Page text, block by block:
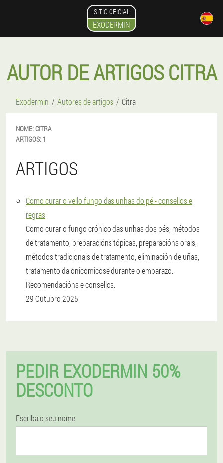
SITIO OFICIAL
EXODERMIN
AUTOR DE ARTIGOS CITRA
Exodermin Autores de artigos Citra
NOME:CITRA
ARTIGOS: 1
ARTIGOS
Como curar o vello fungo das unhas do pé - consellos e
regras
Como curar o fungo crónico das unhas dos pés, métodos
de tratamento, preparacións tópicas, preparacións orais,
métodos tradicionais de tratamento, eliminación de uñas,
tratamento da onicomicose durante o embarazo.
Recomendacións e consellos.
29 Outubro 2025
PEDIR EXODERMIN 50%
DESCONTO
Escriba o seu nome